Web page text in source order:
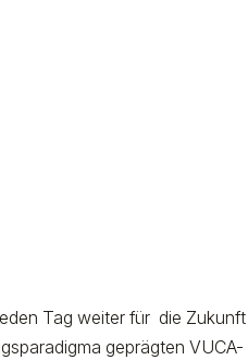
Tag weiter für die Zukunft
geprägten VUCA-